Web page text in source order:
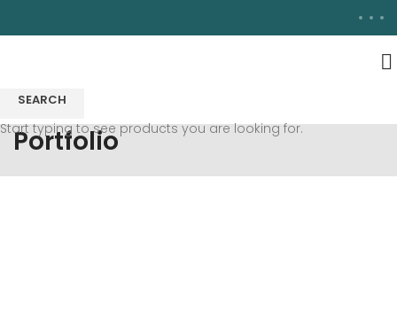
Portfolio
SEARCH
Start typing to see products you are looking for.